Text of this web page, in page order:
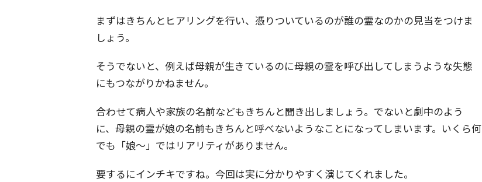
まずはきちんとヒアリングを行い、憑りついているのが誰の霊なのかの見当をつけま
しょう。
そうでないと、例えば母親が生きているのに母親の霊を呼び出してしまうような失態
にもつながりかねません。
合わせて病人や家族の名前などもきちんと聞き出しましょう。でないと劇中のよう
に、母親の霊が娘の名前もきちんと呼べないようなことになってしまいます。いくら何
でも「娘～」ではリアリティがありません。
要するにインチキですね。今回は実に分かりやすく演じてくれました。